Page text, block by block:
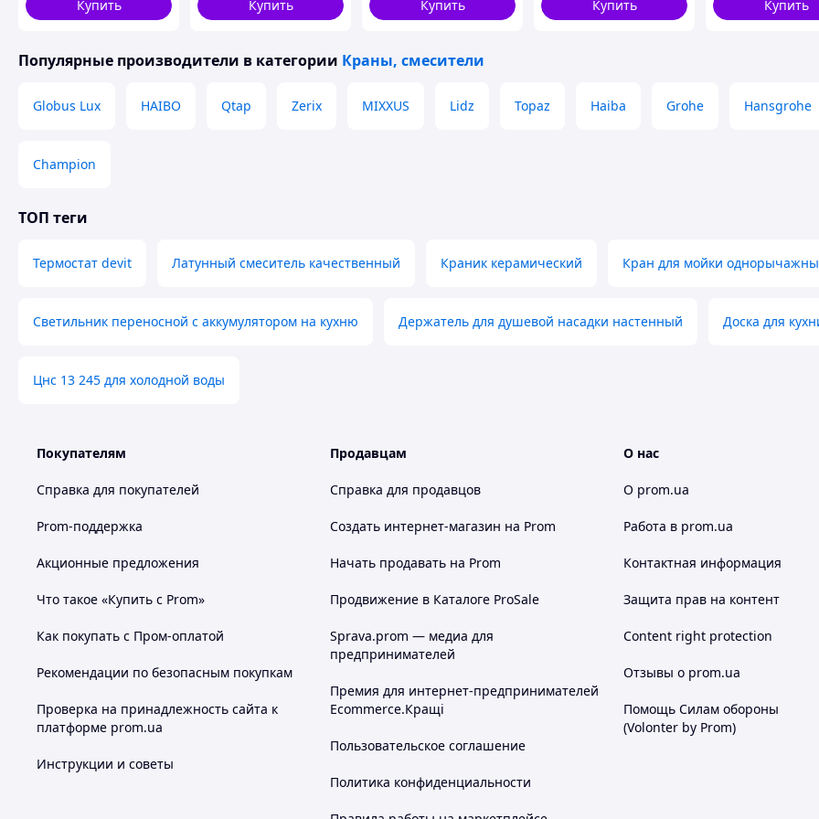
Купить
Купить
Купить
использования
Купить Купить
Популярные производители в категории Краны, смесители
Globus Lux HAIBO Qtap Zerix MIXXUS Lidz Topaz Haiba Grohe Hansgrohe
Champion
ТОП теги
Термостат devit Латунный смеситель качественный Краник керамический Кран для мойки
Светильник переносной с аккумулятором на кухню Держатель для душевой насадки настенный Доска для
Цнс 13 245 для холодной воды
Покупателям
Справка для покупателей
Prom-поддержка
Акционные предложения
Что такое «Купить с Prom»
Как покупать с Пром-оплатой
Рекомендации по безопасным покупкам
Проверка на принадлежность сайта к
платформе prom.ua
Инструкции и советы
Продавцам
Справка для продавцов
Создать интернет-магазин на Prom
Начать продавать на Prom
Продвижение в Каталоге ProSale
Sprava.prom — медиа для
предпринимателей
Премия для интернет-предпринимателей
Ecommerce.Кращі
Пользовательское соглашение
Политика конфиденциальности
О нас
О prom.ua
Работа в prom.ua
Контактная информация
Защита прав на контент
Content right protection
Отзывы о prom.ua
Помощь Силам обороны
(Volonter by Prom)